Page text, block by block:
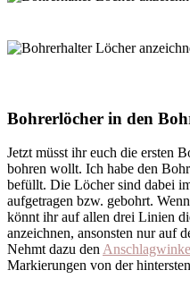
Bohrerlöcher in den
Jetzt müsst ihr euch die ersten
bohren wollt. Ich habe den
befüllt. Die Löcher sind dabei
aufgetragen bzw. gebohrt.
könnt ihr auf allen drei Linien
anzeichnen, ansonsten nur auf
Nehmt dazu den
Markierungen von der